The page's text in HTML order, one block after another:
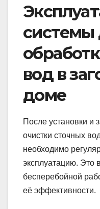
системы
вод в
доме
После установки и
очистки сточных
необходимо
эксплуатацию. Это
бесперебойной
её эффективности.